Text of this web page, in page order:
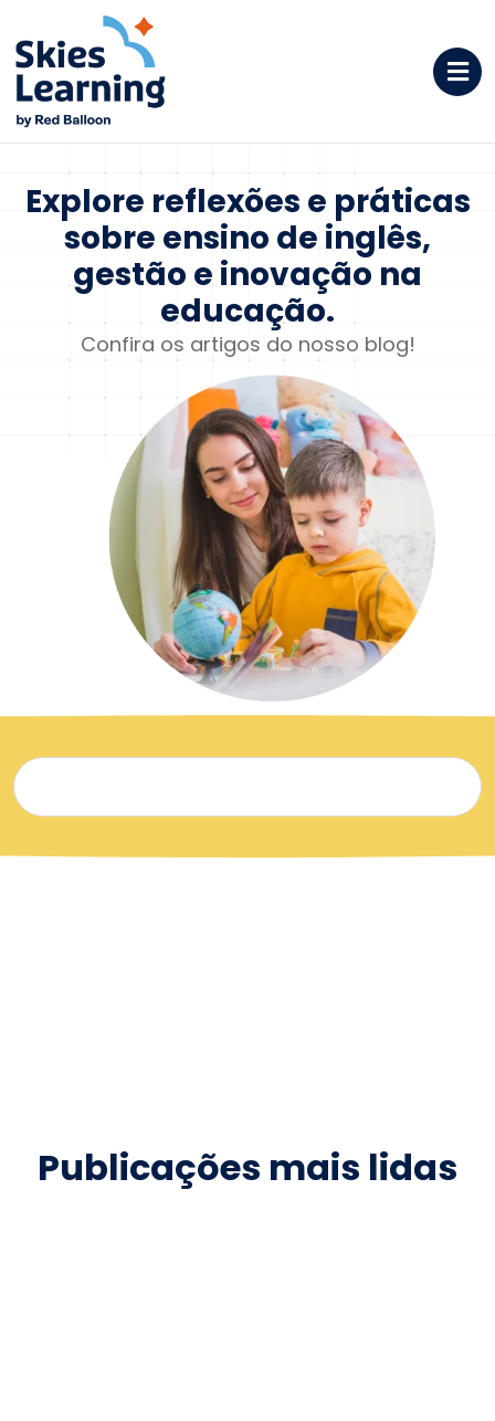
Explore reflexões e práticas
sobre ensino de inglês,
gestão e inovação na
educação.
Confira os artigos do nosso blog!
Publicações mais lidas